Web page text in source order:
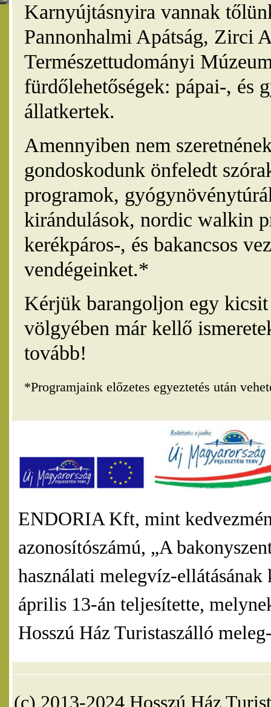
Karnyújtásnyira vannak
Pannonhalmi Apátság, Zirci
Természettudományi
fürdőlehetőségek: pápai-, és
állatkertek.
Amennyiben nem
gondoskodunk önfeledt
programok,
kirándulások, nordic walkin
kerékpáros-, és bakancsos
vendégeinket.*
Kérjük barangoljon egy
völgyében már kellő
tovább!
*Programjaink előzetes egyeztetés után
ENDORIA Kft, mint
azonosítószámú, „A
használati melegvíz-
április 13-án teljesítette,
Hosszú Ház Turistaszálló
(c) 2013-2024 Hosszú Ház